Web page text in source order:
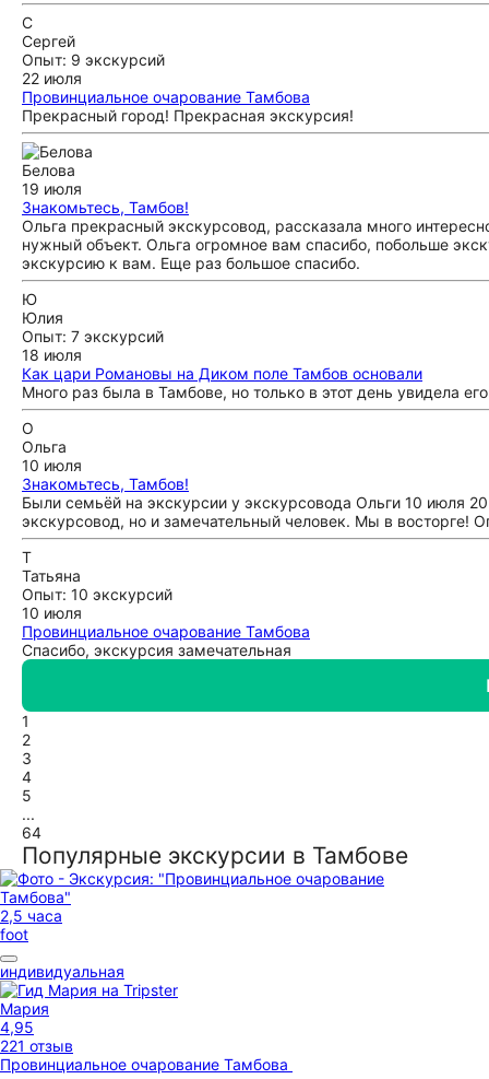
С
Сергей
Опыт: 9 экскурсий
22 июля
Провинциальное очарование Тамбова
Прекрасный город! Прекрасная экскурсия!
Белова
19 июля
Знакомьтесь, Тамбов!
Ольга прекрасный экскурсовод, рассказала много
нужный объект. Ольга огромное вам спасибо, побольше
экскурсию к вам. Еще раз большое спасибо.
Ю
Юлия
Опыт: 7 экскурсий
18 июля
Как цари Романовы на Диком поле Тамбов основали
Много раз была в Тамбове, но только в этот день увидела
О
Ольга
10 июля
Знакомьтесь, Тамбов!
Были семьёй на экскурсии у экскурсовода Ольги 10 июля
экскурсовод, но и замечательный человек. Мы в восторге!
Т
Татьяна
Опыт: 10 экскурсий
10 июля
Провинциальное очарование Тамбова
Cпасибо, экскурсия замечательная
1
2
3
4
5
...
64
Популярные экскурсии в Тамбове
2,5 часа
foot
индивидуальная
Мария
4,95
221 отзыв
Провинциальное очарование Тамбова